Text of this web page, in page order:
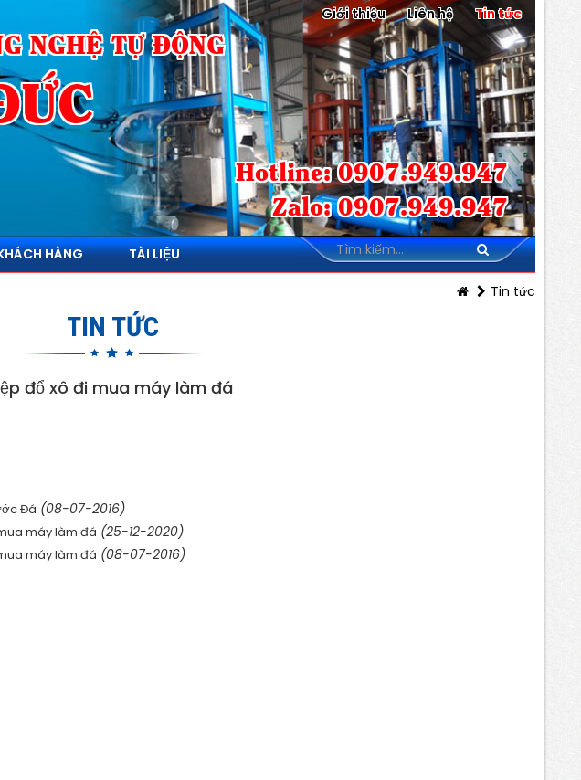
NGHỆ TỰ ĐỘNG
Giới thiệu Liên hệ Tin tức
Hotline: 0907.949.947
Zalo: 0907.949.947
HÀNG TÀI LIỆU
Tin tức
TIN TỨC
đổ xô đi mua máy làm đá
Đá (08-07-2016)
máy làm đá (25-12-2020)
máy làm đá (08-07-2016)